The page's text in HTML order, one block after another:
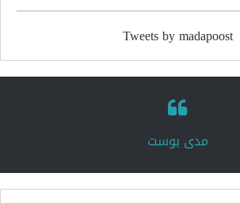
Tweets by madapoost
‏مدى بوست‏